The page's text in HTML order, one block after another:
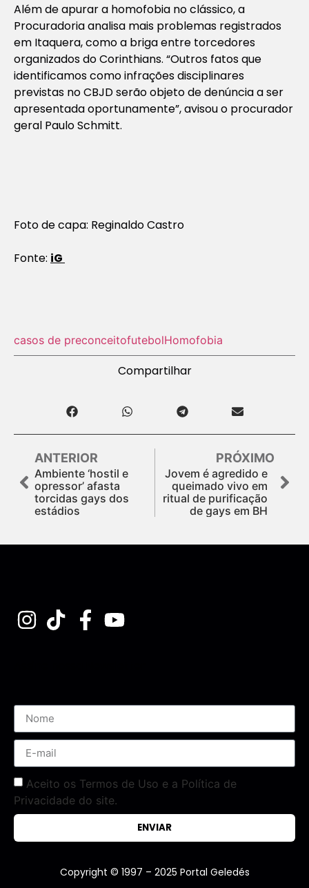
Além de apurar a homofobia no clássico, a
Procuradoria analisa mais problemas registrados
em Itaquera, como a briga entre torcedores
organizados do Corinthians. “Outros fatos que
identificamos como infrações disciplinares
previstas no CBJD serão objeto de denúncia a ser
apresentada oportunamente”, avisou o procurador
geral Paulo Schmitt.
Foto de capa: Reginaldo Castro
Fonte: iG
casos de preconceitofutebolHomofobia
Compartilhar
ANTERIOR
Ambiente ‘hostil e
opressor’ afasta
torcidas gays dos
estádios
PRÓXIMO
Jovem é agredido e
queimado vivo em
ritual de purificação
de gays em BH
Aceito os Termos de Uso e a Política de
Privacidade do site.
ENVIAR
Copyright © 1997 – 2025 Portal Geledés